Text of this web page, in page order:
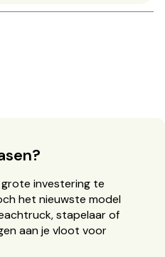
investering te
het nieuwste model
stapelaar of
aan je vloot voor